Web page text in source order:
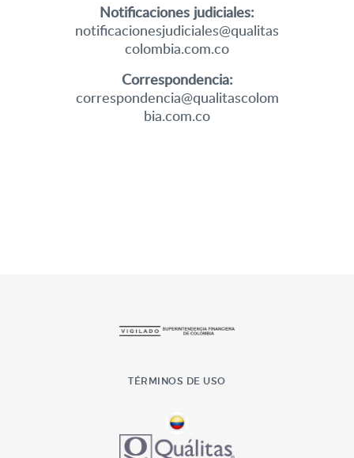
Notificaciones judiciales:
notificacionesjudiciales@qualitas
colombia.com.co
Correspondencia:
correspondencia@qualitascolom
bia.com.co
TÉRMINOS DE USO